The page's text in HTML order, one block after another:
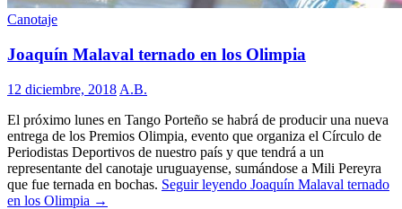
Canotaje
Joaquín Malaval ternado en los Olimpia
12 diciembre, 2018 A.B.
El próximo lunes en Tango Porteño se habrá de producir una nueva
entrega de los Premios Olimpia, evento que organiza el Círculo de
Periodistas Deportivos de nuestro país y que tendrá a un
representante del canotaje uruguayense, sumándose a Mili Pereyra
que fue ternada en bochas. Seguir leyendo Joaquín Malaval ternado
en los Olimpia →